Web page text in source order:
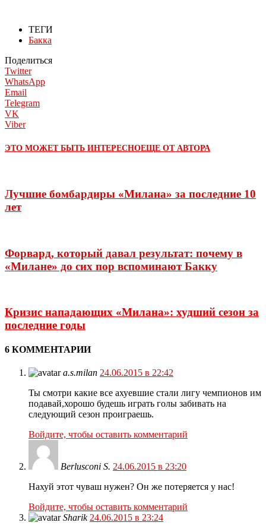
ТЕГИ
Бакка
Поделиться
Twitter
WhatsApp
Email
Telegram
VK
Viber
ЭТО МОЖЕТ БЫТЬ ИНТЕРЕСНОЕЩЕ ОТ АВТОРА
Лучшие бомбардиры «Милана» за последние 10
лет
Форвард, который давал результат: почему в
«Милане» до сих пор вспоминают Бакку
Кризис нападающих «Милана»: худший сезон за
последние годы
6 КОММЕНТАРИИ
a.s.milan 24.06.2015 в 22:42
Ты смотри какие все ахуевшие стали лигу чемпионов им
подавай,хорошо будешь играть голы забивать на
следующий сезон проиграешь.
Войдите, чтобы оставить комментарий
Berlusconi S. 24.06.2015 в 23:20
Нахуй этот чуваш нужен? Он же потеряется у нас!
Войдите, чтобы оставить комментарий
Sharik 24.06.2015 в 23:24